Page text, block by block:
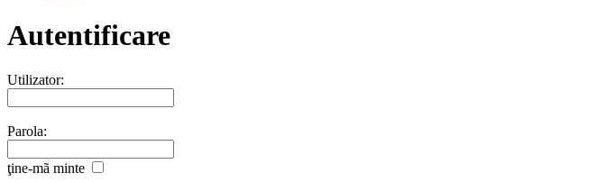
Autentificare
Utilizator:
Parola:
ţine-mã minte